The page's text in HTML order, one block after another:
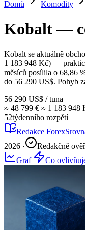
Domů
Komodity
Kobalt —
Kobalt se aktuálně
1 183 948 Kč) —
měsíců posílila o 68,86
do 56 290 US$. Pohyb
56 290 US$ / tuna
≈ 48 799 € ≈ 1 183 948
52týdenního rozpětí
Redakce
2026 ·
Redakčně
Graf
Co